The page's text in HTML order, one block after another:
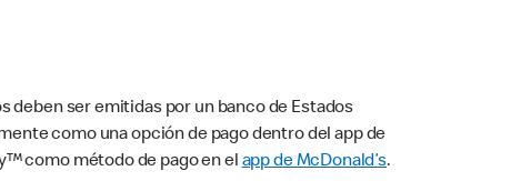
deben ser emitidas por un banco de Estados
como una opción de pago dentro del app de
como método de pago en elapp de McDonald’s.